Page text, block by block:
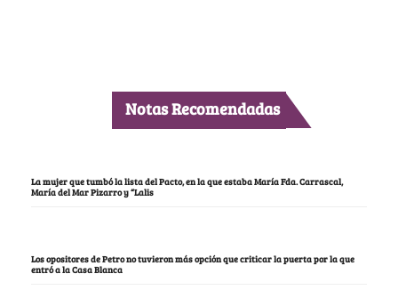
Notas Recomendadas
La mujer que tumbó la lista del Pacto, en la que estaba María Fda. Carrascal,
María del Mar Pizarro y “Lalis
Los opositores de Petro no tuvieron más opción que criticar la puerta por la que
entró a la Casa Blanca